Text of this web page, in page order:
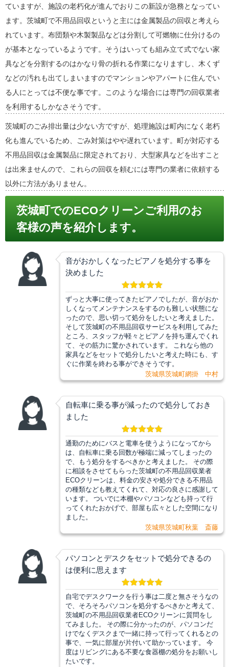
ていますが、施設の老朽化が進んでおりこの新設が急務となってい
ます。茨城町で不用品回収というと主には金属製品の回収と考えら
れています。布団類や木製製品などは分割して可燃物に仕分けるの
が基本となっているようです。そうはいっても組み立て式でない家
具などを分割するのはかなり骨の折れる作業になりますし、木くず
などの汚れも出てしまいますのでマンションやアパートに住んでい
る人にとっては不便な事です。このような場合には専門の回収業者
を利用するしかなさそうです。
茨城町のごみ排出量は少ない方ですが、処理施設は町内になく老朽
化も進んでいるため、ごみ対策はやや遅れています。町が対応する
不用品回収は金属製品に限定されており、大型家具などを出すこと
は出来ませんので、これらの回収を頼むには専門の業者に依頼する
以外に方法がありません。
茨城町でのECOクリーンご利用のお
客様の声を紹介します。
音がおかしくなったピアノを処分する事を
決めました
ずっと大事に使ってきたピアノでしたが、音がおか
しくなってメンテナンスをするのも難しい状態にな
ったので、思い切って処分をしたいと考えました。
そして茨城町の不用品回収サービスを利用してみた
ところ、スタッフが軽々とピアノを持ち運んでくれ
て、その筋力に驚かされています。 これなら他の
家具などをセットで処分したいと考えた時にも、す
ぐに作業を終わる事ができそうです。
茨城県茨城町網掛 中村
自転車に乗る事が減ったので処分しておき
ました
通勤のためにバスと電車を使うようになってから
は、自転車に乗る回数が極端に減ってしまったの
で、もう処分をするべきかと考えました。 その際
に相談をさせてもらった茨城町の不用品回収業者
ECOクリーンは、料金の安さや処分できる不用品
の種類なども教えてくれて、対応の良さに感謝して
います。 ついでに本棚やパソコンなども持って行
ってくれたおかげで、部屋も広々とした空間になり
ました。
茨城県茨城町秋葉 斎藤
パソコンとデスクをセットで処分できるの
は便利に思えます
自宅でデスクワークを行う事は二度と無さそうなの
で、そろそろパソコンを処分するべきかと考えて、
茨城町の不用品回収業者ECOクリーンに質問をし
てみました。 その際に分かったのが、パソコンだ
けでなくデスクまで一緒に持って行ってくれるとの
事で、一気に部屋が片付いて助かっています。 今
度はリビングにある不要な食器棚の処分をお願いし
たいです。